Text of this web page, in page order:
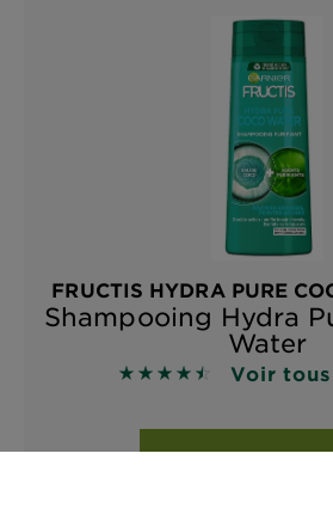
FRUCTIS HYDRA PURE
Shampooing Hydra
Water
4.5 sur 5 étoiles basé
Voir
APERÇU